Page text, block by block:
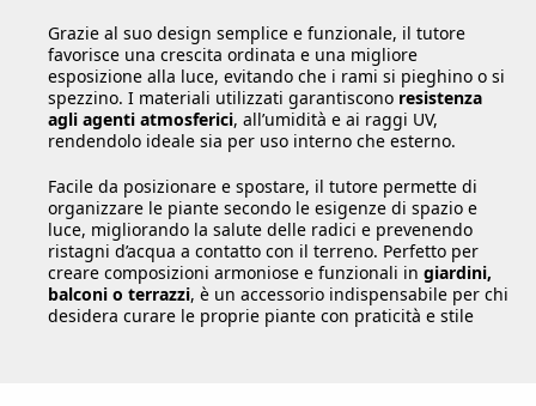
Grazie al suo design semplice e funzionale, il tutore
favorisce una crescita ordinata e una migliore
esposizione alla luce, evitando che i rami si pieghino o si
spezzino. I materiali utilizzati garantiscono resistenza
agli agenti atmosferici, all’umidità e ai raggi UV,
rendendolo ideale sia per uso interno che esterno.
Facile da posizionare e spostare, il tutore permette di
organizzare le piante secondo le esigenze di spazio e
luce, migliorando la salute delle radici e prevenendo
ristagni d’acqua a contatto con il terreno. Perfetto per
creare composizioni armoniose e funzionali in giardini,
balconi o terrazzi, è un accessorio indispensabile per chi
desidera curare le proprie piante con praticità e stile